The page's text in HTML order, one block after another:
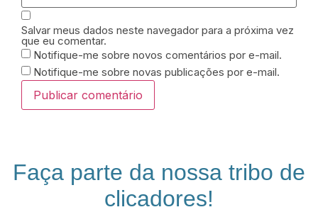
Salvar meus dados neste navegador para a próxima vez
que eu comentar.
Notifique-me sobre novos comentários por e-mail.
Notifique-me sobre novas publicações por e-mail.
Faça parte da nossa tribo de
clicadores!